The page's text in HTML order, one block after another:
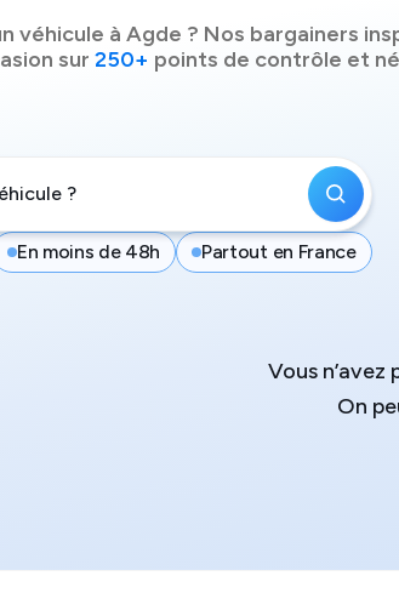
véhicule à Agde ? Nos bargainers
sur 250+ points de contrôle et
En moins de 48h Partout en France
Vous
On